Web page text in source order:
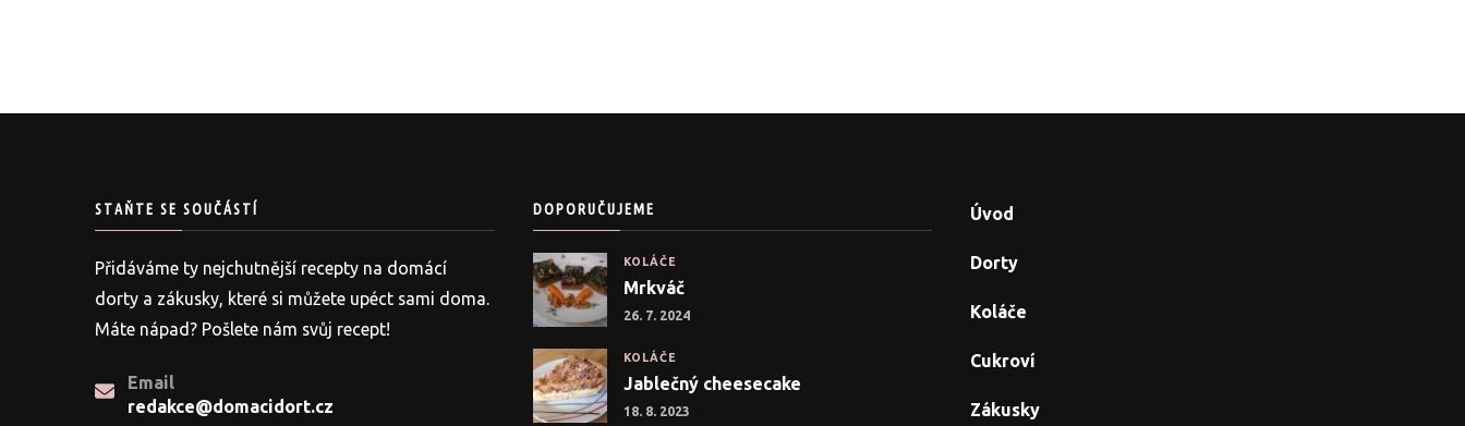
STAŇTE SE SOUČÁSTÍ
Přidáváme ty nejchutnější recepty na domácí
dorty a zákusky, které si můžete upéct sami doma.
Máte nápad? Pošlete nám svůj recept!
Email
redakce@domacidort.cz
DOPORUČUJEME
KOLÁČE
Mrkváč
26. 7. 2024
KOLÁČE
Jablečný cheesecake
18. 8. 2023
Úvod
Dorty
Koláče
Cukroví
Zákusky